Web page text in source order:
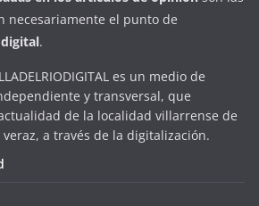
necesariamente el punto de
.
es un medio de
y transversal, que
de la localidad villarrense de
a través de la digitalización.